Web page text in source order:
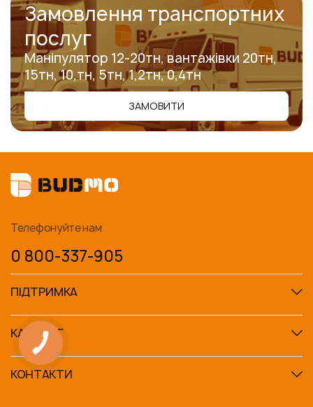
Замовлення транспортних
послуг
Маніпулятор 12-20тн, вантажівки 20тн,
15тн, 10,тн, 5тн, 1,2тн, 0,4тн
ЗАМОВИТИ
Телефонуйте нам
0 800-337-905
ПІДТРИМКА
КАТАЛОГ
КОНТАКТИ
КНОПКА
ЗВ'ЯЗКУ